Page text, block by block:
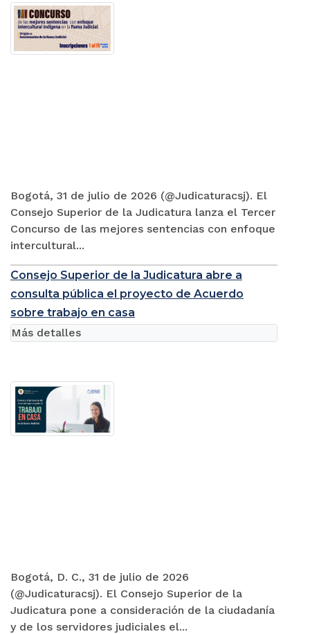
Bogotá, 31 de julio de 2026 (@Judicaturacsj). El
Consejo Superior de la Judicatura lanza el Tercer
Concurso de las mejores sentencias con enfoque
intercultural...
Consejo Superior de la Judicatura abre a
consulta pública el proyecto de Acuerdo
sobre trabajo en casa
Bogotá, D. C., 31 de julio de 2026
(@Judicaturacsj). El Consejo Superior de la
Judicatura pone a consideración de la ciudadanía
y de los servidores judiciales el...
Más detalles